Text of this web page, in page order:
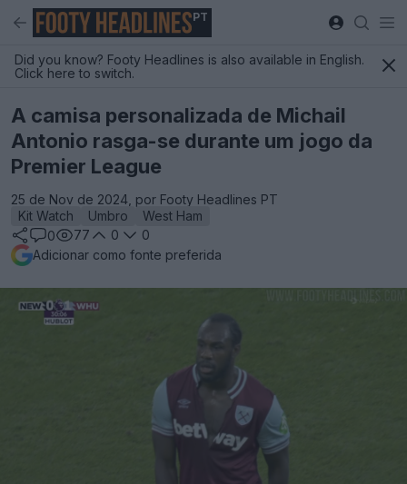
PT
Did you know? Footy Headlines is also available in English.
Click here to switch.
A camisa personalizada de Michail
Antonio rasga-se durante um jogo da
Premier League
25 de Nov de 2024, por Footy Headlines PT
Kit Watch
Umbro
West Ham
0
77 0
0
Adicionar como fonte preferida